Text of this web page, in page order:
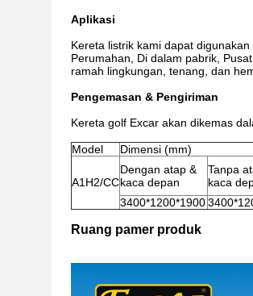
Aplikasi
Kereta listrik kami dapat
Perumahan, Di dalam pabrik,
ramah lingkungan, tenang, dan
Pengemasan & Pengiriman
Kereta golf Excar akan dikemas
Model Dimensi (mm)
A1H2/CC
Dengan atap &
kaca depan
Tanpa
kaca
3400*1200*1900
Ruang pamer produk